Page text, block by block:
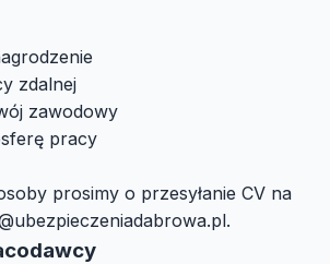
zdalnej
zawodowy
pracy
prosimy o przesyłanie CV na
.